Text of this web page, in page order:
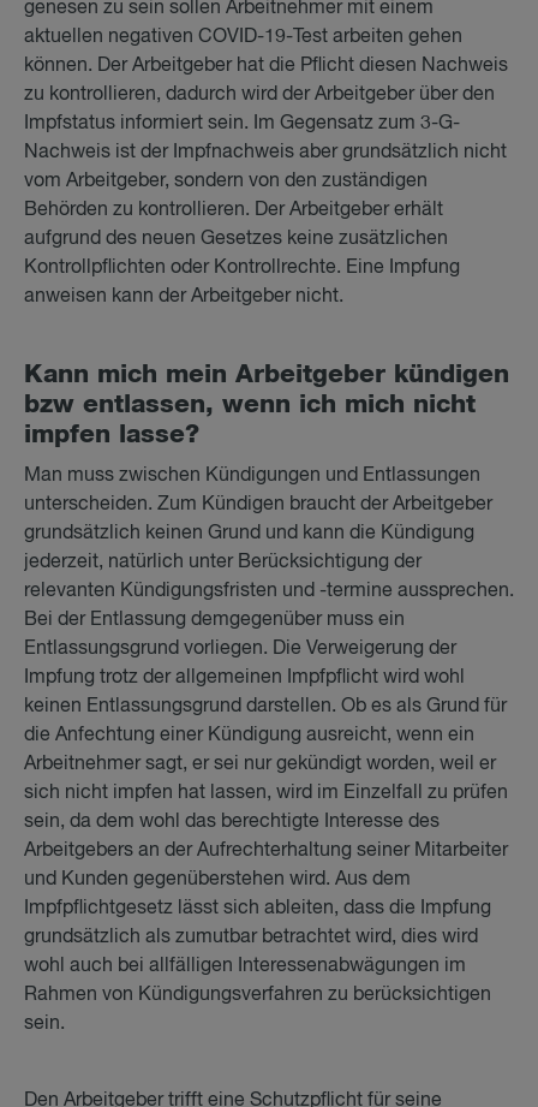
genesen zu sein sollen Arbeitnehmer mit einem
aktuellen negativen COVID-19-Test arbeiten gehen
können. Der Arbeitgeber hat die Pflicht diesen Nachweis
zu kontrollieren, dadurch wird der Arbeitgeber über den
Impfstatus informiert sein. Im Gegensatz zum 3-G-
Nachweis ist der Impfnachweis aber grundsätzlich nicht
vom Arbeitgeber, sondern von den zuständigen
Behörden zu kontrollieren. Der Arbeitgeber erhält
aufgrund des neuen Gesetzes keine zusätzlichen
Kontrollpflichten oder Kontrollrechte. Eine Impfung
anweisen kann der Arbeitgeber nicht.
Kann mich mein Ar­beit­ge­ber kün­di­gen
bzw ent­las­sen, wenn ich mich nicht
imp­fen las­se?
Man muss zwischen Kündigungen und Entlassungen
unterscheiden. Zum Kündigen braucht der Arbeitgeber
grundsätzlich keinen Grund und kann die Kündigung
jederzeit, natürlich unter Berücksichtigung der
relevanten Kündigungsfristen und -termine aussprechen.
Bei der Entlassung demgegenüber muss ein
Entlassungsgrund vorliegen. Die Verweigerung der
Impfung trotz der allgemeinen Impfpflicht wird wohl
keinen Entlassungsgrund darstellen. Ob es als Grund für
die Anfechtung einer Kündigung ausreicht, wenn ein
Arbeitnehmer sagt, er sei nur gekündigt worden, weil er
sich nicht impfen hat lassen, wird im Einzelfall zu prüfen
sein, da dem wohl das berechtigte Interesse des
Arbeitgebers an der Aufrechterhaltung seiner Mitarbeiter
und Kunden gegenüberstehen wird. Aus dem
Impfpflichtgesetz lässt sich ableiten, dass die Impfung
grundsätzlich als zumutbar betrachtet wird, dies wird
wohl auch bei allfälligen Interessenabwägungen im
Rahmen von Kündigungsverfahren zu berücksichtigen
sein.
Den Arbeitgeber trifft eine Schutzpflicht für seine